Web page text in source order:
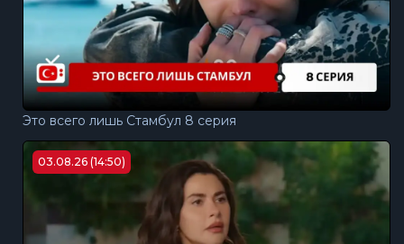
Это всего лишь Стамбул 8 серия
03.08.26 (14:50)